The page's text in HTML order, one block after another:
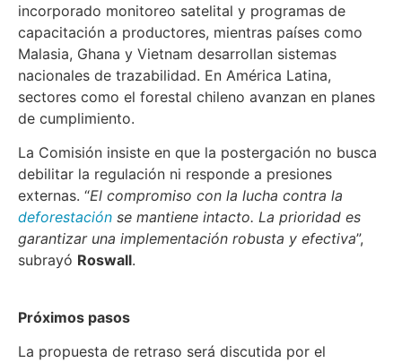
incorporado monitoreo satelital y programas de
capacitación a productores, mientras países como
Malasia, Ghana y Vietnam desarrollan sistemas
nacionales de trazabilidad. En América Latina,
sectores como el forestal chileno avanzan en planes
de cumplimiento.
La Comisión insiste en que la postergación no busca
debilitar la regulación ni responde a presiones
externas. “El compromiso con la lucha contra la
deforestación se mantiene intacto. La prioridad es
garantizar una implementación robusta y efectiva”,
subrayó Roswall.
Próximos pasos
La propuesta de retraso será discutida por el